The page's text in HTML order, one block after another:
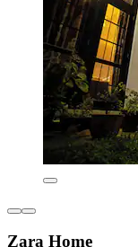
Zara Home